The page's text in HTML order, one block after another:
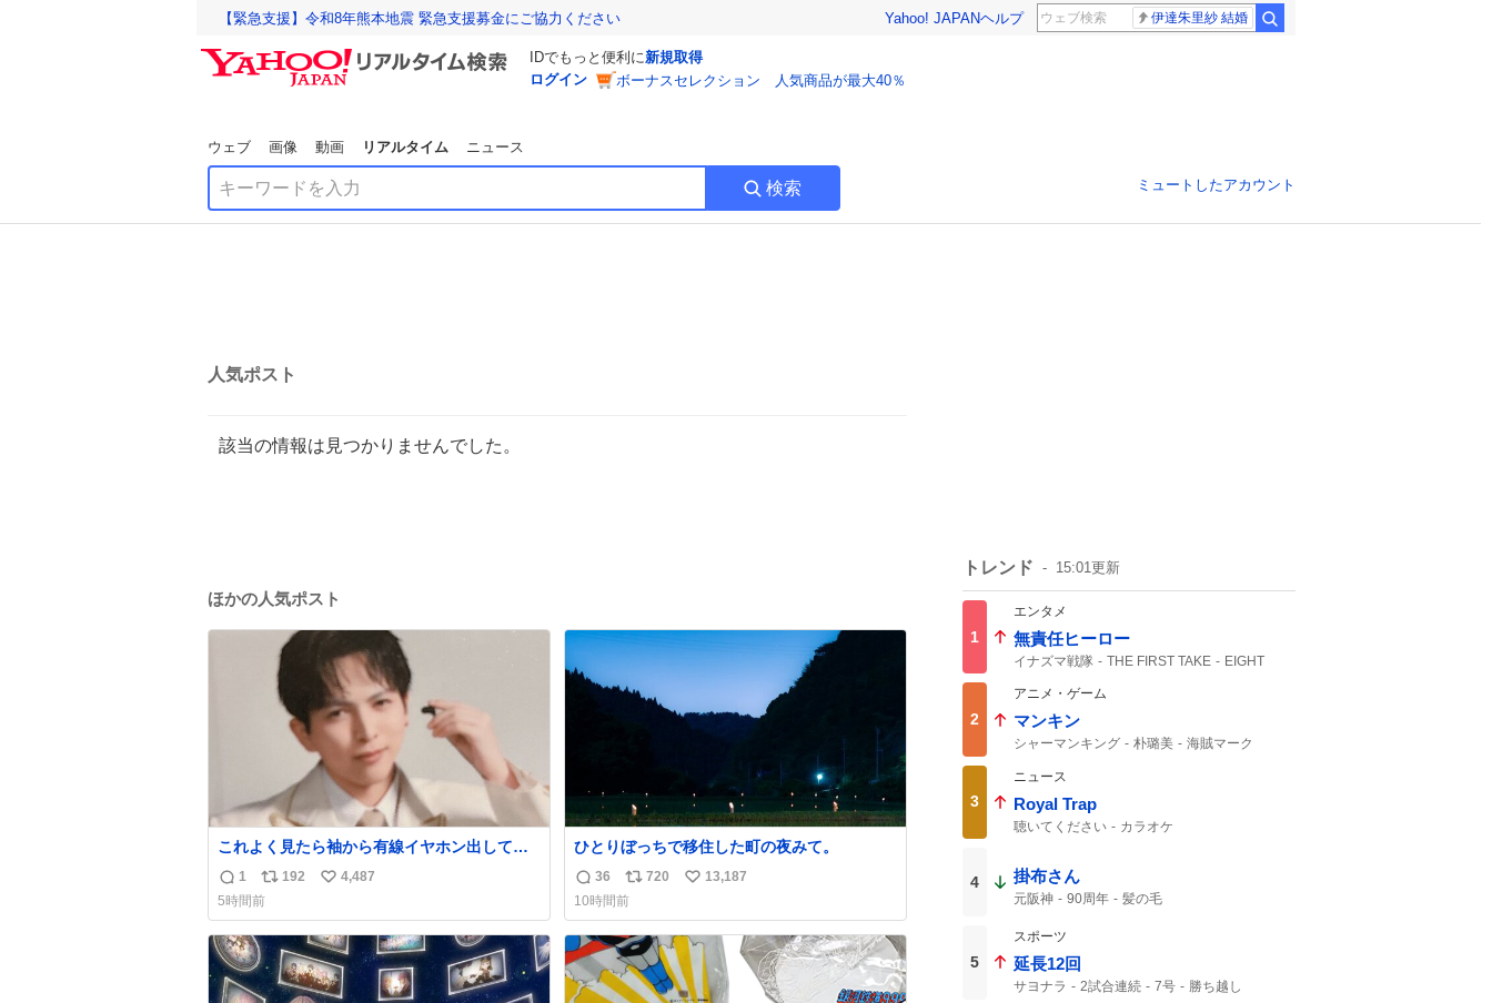
【緊急支援】令和8年熊本地震 緊急支援募金にご協力ください Yahoo! JAPANヘルプ 伊達朱里紗 結婚
IDでもっと便利に新規取得
ログイン
ボーナスセレクション 人気商品が最大40％
ウェブ 画像 動画 リアルタイム ニュース
検索 ミュートしたアカウント
人気ポスト
該当の情報は見つかりませんでした。
ほかの人気ポスト
これよく見たら袖から有線イヤホン出してて
しぬwwwwwwwwww
返
信
数
1
リ
ポ
ス
ト
数
192
い
ね
数
4,487
5時間前
ひとりぼっちで移住した町の夜みて。
返
信
数
36
リ
ポ
ス
ト
数
720
い
ね
数
13,187
10時間前
トレンド 15:01更新
1
エンタメ
無責任ヒーロー
イナズマ戦隊 THE FIRST TAKE
EIGHT
2
アニメ・ゲーム
マンキン
シャーマンキング 朴璐美
海賊マーク
3
ニュース
Royal Trap
聴いてください カラオケ
4 掛布さん
元阪神 90周年 髪の毛
5
スポーツ
延長12回
サヨナラ 2試合連続 7号
勝ち越し